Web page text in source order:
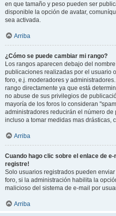
en que tamaño y peso pueden ser
disponible la opción de avatar,
sea activada.
Arriba
¿Cómo se puede cambiar mi rango?
Los rangos aparecen debajo del
publicaciones realizadas por el usuario
foro, e.j. moderadores y
rango directamente ya que está
no abuse de sus privilegios de
mayoría de los foros lo consideran
administradores reducirán el número
incluso a tomar medidas mas drásticas,
Arriba
Cuando hago clic sobre el enlace de
registre!
Solo usuarios registrados pueden
foro, si la administración habilita la
malicioso del sistema de e-mail por
Arriba